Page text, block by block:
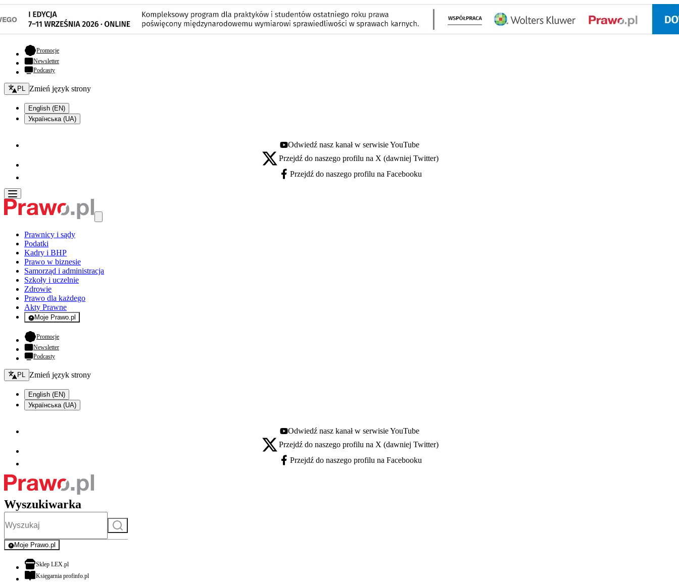
Promocje- otwiera się w nowej karcie
Newsletter
Podcasty
Zmień język - bieżący:
PL Zmień język strony
English (EN)
Українська (UA)
Youtube - otwiera się w nowej karcie
Odwiedź nasz kanał w serwisie YouTube
X - otwiera się w nowej karcie
Przejdź do naszego profilu na X (dawniej Twitter)
Facebook - otwiera się w nowej karcie
Przejdź do naszego profilu na Facebooku
Prawnicy i sądy
Podatki
Kadry i BHP
Prawo w biznesie
Samorząd i administracja
Szkoły i uczelnie
Zdrowie
Prawo dla każdego
Akty Prawne
Moje Prawo.pl
- rejestracja i logowanie do serwisu
Promocje- otwiera się w nowej karcie
Newsletter
Podcasty
Zmień język - bieżący:
PL Zmień język strony
English (EN)
Українська (UA)
Youtube - otwiera się w nowej karcie
Odwiedź nasz kanał w serwisie YouTube
X - otwiera się w nowej karcie
Przejdź do naszego profilu na X (dawniej Twitter)
Facebook - otwiera się w nowej karcie
Przejdź do naszego profilu na Facebooku
Wyszukiwarka
Szukaj
Moje Prawo.pl
- rejestracja i logowanie do serwisu
Sklep LEX.plotwiera się w nowej karcie
Księgarnia profinfo.plotwiera się w nowej karcie